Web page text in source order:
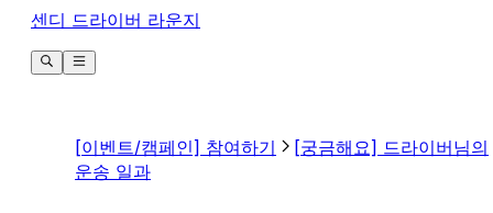
센디 드라이버 라운지
[이벤트/캠페인] 참여하기
[궁금해요] 드라이버님의
운송 일과